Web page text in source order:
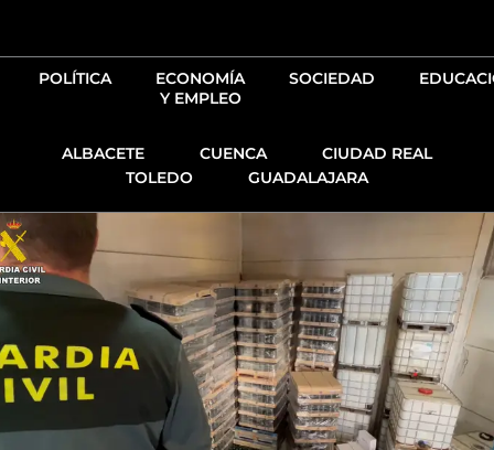
contenido
POLÍTICA
ECONOMÍA
Y EMPLEO
SOCIEDAD
ALBACETE CUENCA
CIUDAD REAL
TOLEDO
GUADALAJARA